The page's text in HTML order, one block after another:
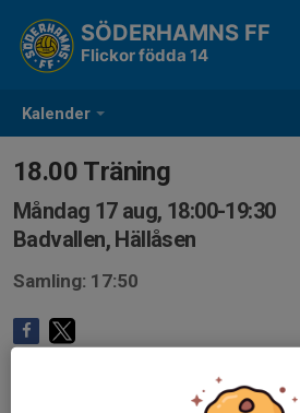
Kalender
SÖDERHAMNS FF
Flickor födda 14
18.00 Träning
Måndag 17 aug, 18:00-19:30
Badvallen, Hällåsen
Samling: 17:50